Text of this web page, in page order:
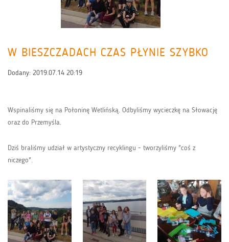
W BIESZCZADACH CZAS PŁYNIE SZYBKO
Dodany: 2019.07.14 20:19
Wspinaliśmy się na Połoninę Wetlińską. Odbyliśmy wycieczkę na Słowację
oraz do Przemyśla.
Dziś braliśmy udział w artystyczny recyklingu - tworzyliśmy "coś z
niczego".